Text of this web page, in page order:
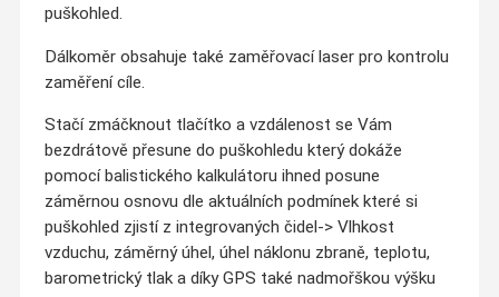
puškohled.
Dálkoměr obsahuje také zaměřovací laser pro kontrolu
zaměření cíle.
Stačí zmáčknout tlačítko a vzdálenost se Vám
bezdrátově přesune do puškohledu který dokáže
pomocí balistického kalkulátoru ihned posune
záměrnou osnovu dle aktuálních podmínek které si
puškohled zjistí z integrovaných čidel-> Vlhkost
vzduchu, záměrný úhel, úhel náklonu zbraně, teplotu,
barometrický tlak a díky GPS také nadmořškou výšku